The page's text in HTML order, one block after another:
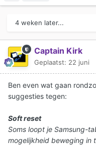
4 weken later...
Captain Kirk
Geplaatst: 22 juni
Ben even wat gaan
suggesties tegen:
Soft reset
Soms loopt je Samsung-
mogelijkheid beweging in